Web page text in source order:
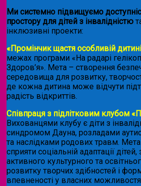
Ми системно підвищуємо
простору для дітей з інвалідністю
інклюзивні проекти:
«Промінчик щастя особливій
межах програми «На радарі
Здоров’я». Мета – створення
середовища для розвитку,
де кожна дитина може відчути
радість відкриттів.
Співпраця з підлітковим клубом
Вихованцями клубу є діти з
синдромом Дауна, розладами
та наслідками родових травм.
сприяти соціальній адаптації
активного культурного та
розвитку творчих здібностей і
впевненості у власних